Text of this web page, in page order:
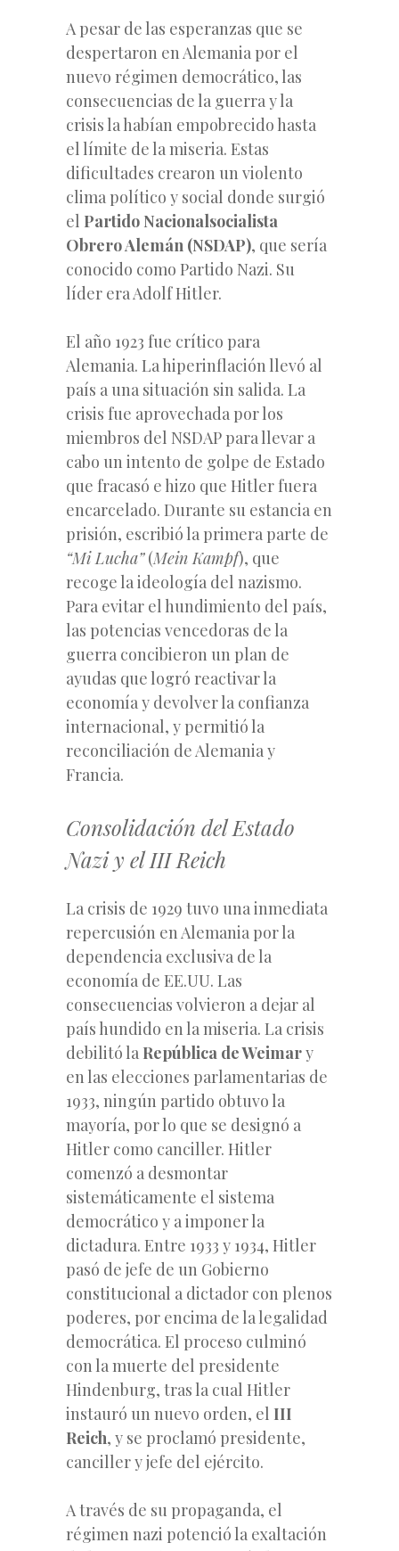
A pesar de las esperanzas que se
despertaron en Alemania por el
nuevo régimen democrático, las
consecuencias de la guerra y la
crisis la habían empobrecido hasta
el límite de la miseria. Estas
dificultades crearon un violento
clima político y social donde surgió
el Partido Nacionalsocialista
Obrero Alemán (NSDAP), que sería
conocido como Partido Nazi. Su
líder era Adolf Hitler.
El año 1923 fue crítico para
Alemania. La hiperinflación llevó al
país a una situación sin salida. La
crisis fue aprovechada por los
miembros del NSDAP para llevar a
cabo un intento de golpe de Estado
que fracasó e hizo que Hitler fuera
encarcelado. Durante su estancia en
prisión, escribió la primera parte de
“Mi Lucha”(Mein Kampf), que
recoge la ideología del nazismo.
Para evitar el hundimiento del país,
las potencias vencedoras de la
guerra concibieron un plan de
ayudas que logró reactivar la
economía y devolver la confianza
internacional, y permitió la
reconciliación de Alemania y
Francia.
Consolidación del Estado
Nazi y el III Reich
La crisis de 1929 tuvo una inmediata
repercusión en Alemania por la
dependencia exclusiva de la
economía de EE.UU. Las
consecuencias volvieron a dejar al
país hundido en la miseria. La crisis
debilitó la República de Weimary
en las elecciones parlamentarias de
1933, ningún partido obtuvo la
mayoría, por lo que se designó a
Hitler como canciller. Hitler
comenzó a desmontar
sistemáticamente el sistema
democrático y a imponer la
dictadura. Entre 1933 y 1934, Hitler
pasó de jefe de un Gobierno
constitucional a dictador con plenos
poderes, por encima de la legalidad
democrática. El proceso culminó
con la muerte del presidente
Hindenburg, tras la cual Hitler
instauró un nuevo orden, el III
Reich, y se proclamó presidente,
canciller y jefe del ejército.
A través de su propaganda, el
régimen nazi potenció la exaltación